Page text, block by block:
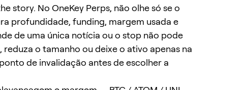
story. No OneKey Perps, não olhe só se o
profundidade, funding, margem usada e
de uma única notícia ou o stop não pode
o tamanho ou deixe o ativo apenas na
de invalidação antes de escolher a